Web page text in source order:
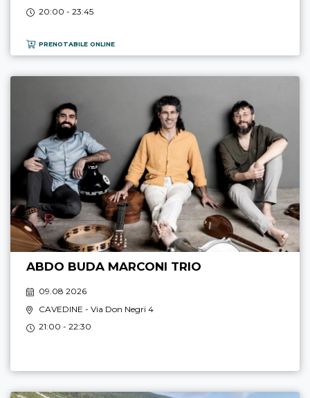
20:00 - 23:45
PRENOTABILE ONLINE
ABDO BUDA MARCONI TRIO
09.08 2026
CAVEDINE - Via Don Negri 4
21:00 - 22:30